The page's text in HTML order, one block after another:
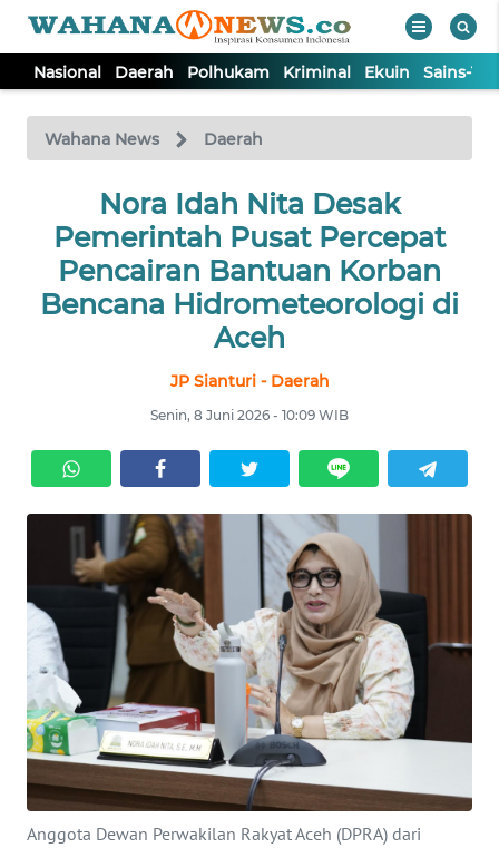
Nasional Daerah Polhukam Kriminal Ekuin Sains-
Wahana News Daerah
Nora Idah Nita Desak
Pemerintah Pusat Percepat
Pencairan Bantuan Korban
Bencana Hidrometeorologi di
Aceh
JP Sianturi - Daerah
Senin, 8 Juni 2026 - 10:09 WIB
Anggota Dewan Perwakilan Rakyat Aceh (DPRA) dari
TV
Tutup
NASIONAL
DAERAH
EKUIN
SAINS-TEKNO
KESEHATAN
INTERNASIONAL
SERBA-SERBI
PENDIDIKAN
OLAHRAGA